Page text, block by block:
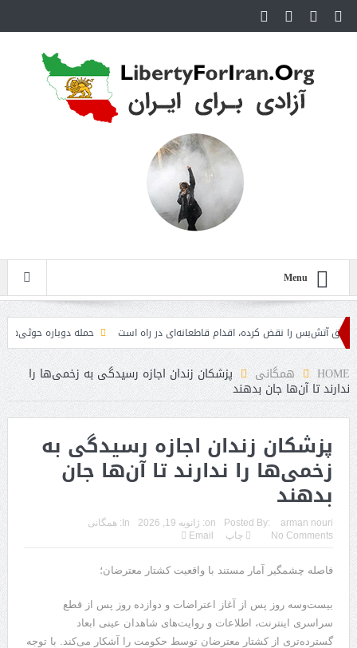
Menu
را نقض کرده، اقدام قاطعانه‌ای در راه است حمله دوباره حوثی‌ها به
HOME همگانی پزشکان زندان اجازه رسیدگی به زخمی‌‌ها را
ندارند تا آن‌ها جان بدهند
پزشکان زندان اجازه رسیدگی به
زخمی‌‌ها را ندارند تا آن‌ها جان
بدهند
Posted By: arman nouri
on: ژانویه 19, 2026 In: همگانی
No Comments
چاپ Email
فاصله چشمگیر آمار مستند با واقعیت کشتار معترضان؛
بیست‌وسه روز پس از آغاز اعتراضات و دوازده روز پس از قطع
سراسری اینترنت، اطلاعات و روایت‌های شاهدان عینی ابعاد
گسترده‌تری از کشتار معترضان توسط حکومت را آشکار می‌کند. با توجه